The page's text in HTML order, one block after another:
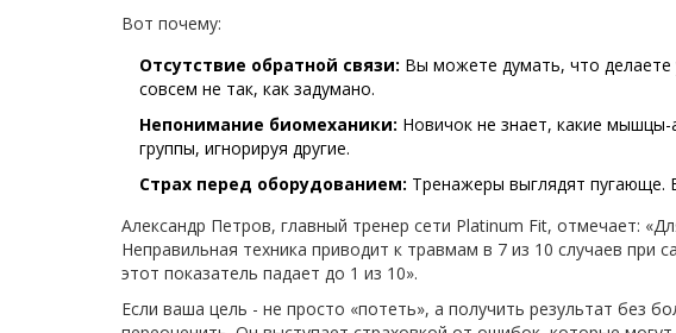
Вот почему:
Отсутствие обратной связи: Вы можете думать, что
совсем не так, как задумано.
Непонимание биомеханики: Новичок не знает, какие мышцы-
группы, игнорируя другие.
Страх перед оборудованием: Тренажеры выглядят пугающе.
Александр Петров, главный тренер сети Platinum Fit, отмечает:
Неправильная техника приводит к травмам в 7 из 10 случаев при
этот показатель падает до 1 из 10».
Если ваша цель - не просто «потеть», а получить результат без